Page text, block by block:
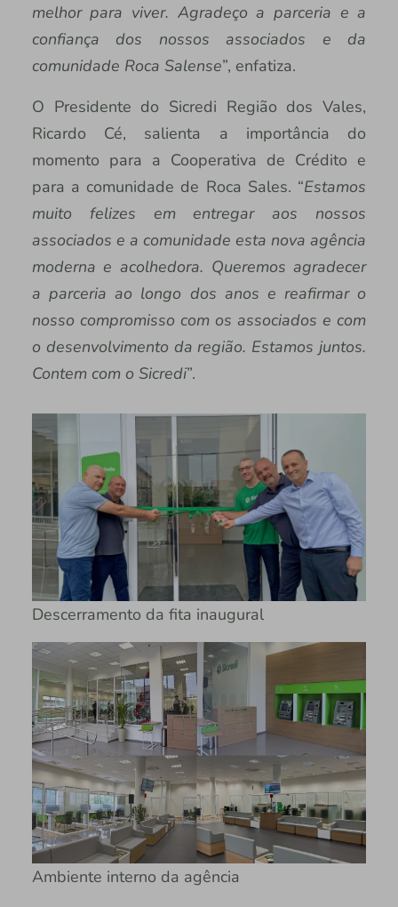
melhor para viver. Agradeço a parceria e a
confiança dos nossos associados e da
comunidade Roca Salense”, enfatiza.
O Presidente do Sicredi Região dos Vales,
Ricardo Cé, salienta a importância do
momento para a Cooperativa de Crédito e
para a comunidade de Roca Sales. “Estamos
muito felizes em entregar aos nossos
associados e a comunidade esta nova agência
moderna e acolhedora. Queremos agradecer
a parceria ao longo dos anos e reafirmar o
nosso compromisso com os associados e com
o desenvolvimento da região. Estamos juntos.
Contem com o Sicredi”.
Descerramento da fita inaugural
Ambiente interno da agência